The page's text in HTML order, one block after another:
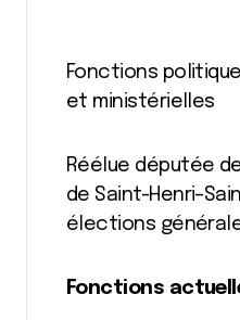
Fonctions
et ministérielles
Réélue députée
de Saint-
élections
Fonctions